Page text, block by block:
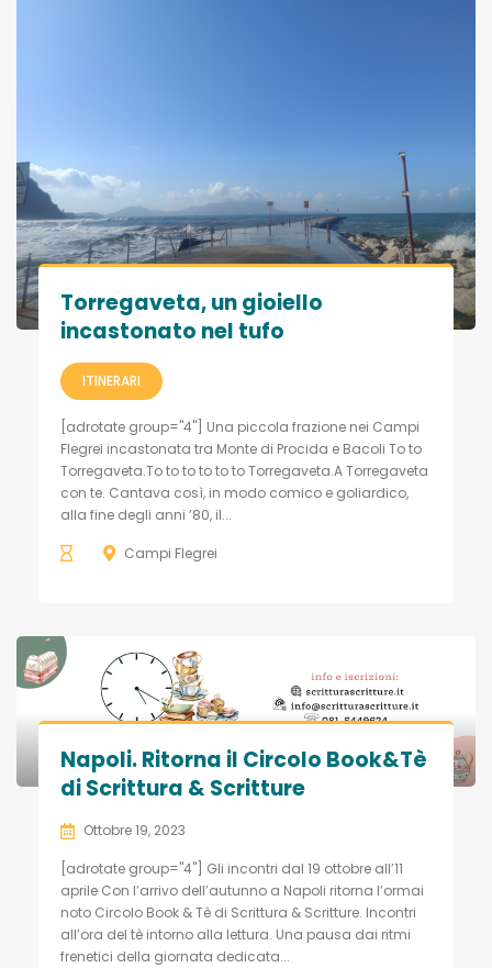
Torregaveta, un gioiello
incastonato nel tufo
ITINERARI
[adrotate group="4"] Una piccola frazione nei Campi
Flegrei incastonata tra Monte di Procida e Bacoli To to
Torregaveta.To to to to to to Torregaveta.A Torregaveta
con te. Cantava così, in modo comico e goliardico,
alla fine degli anni ’80, il...
Campi Flegrei
Napoli. Ritorna il Circolo Book&Tè
di Scrittura & Scritture
Ottobre 19, 2023
[adrotate group="4"] Gli incontri dal 19 ottobre all’11
aprile Con l’arrivo dell’autunno a Napoli ritorna l’ormai
noto Circolo Book & Tè di Scrittura & Scritture. Incontri
all’ora del tè intorno alla lettura. Una pausa dai ritmi
frenetici della giornata dedicata...